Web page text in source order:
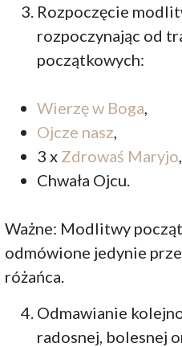
Rozpoczęcie
rozpoczynając od
początkowych:
Wierzę w Boga
Ojcze nasz
3 x Zdrowaś Maryjo
Chwała Ojcu.
Ważne: Modlitwy
odmówione jedynie
różańca.
Odmawianie
radosnej, bolesnej